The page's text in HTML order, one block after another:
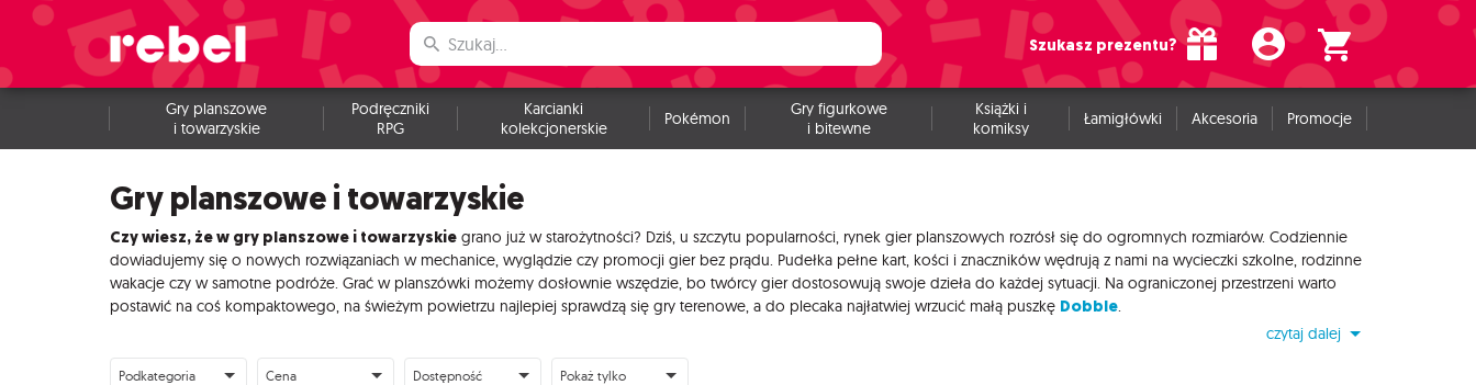
Szukasz prezentu?
Gry planszowe
i towarzyskie
Podręczniki
RPG
Karcianki
kolekcjonerskie
Pokémon
Gry figurkowe
i bitewne
Książki i
komiksy
Łamigłówki Akcesoria Promocje
Gry planszowe i towarzyskie
Czy wiesz, że w gry planszowe i towarzyskie grano już w starożytności? Dziś, u szczytu popularności, rynek gier planszowych rozrósł się do ogromnych rozmiarów. Codziennie
dowiadujemy się o nowych rozwiązaniach w mechanice, wyglądzie czy promocji gier bez prądu. Pudełka pełne kart, kości i znaczników wędrują z nami na wycieczki szkolne, rodzinne
wakacje czy w samotne podróże. Grać w planszówki możemy dosłownie wszędzie, bo twórcy gier dostosowują swoje dzieła do każdej sytuacji. Na ograniczonej przestrzeni warto
postawić na coś kompaktowego, na świeżym powietrzu najlepiej sprawdzą się gry terenowe, a do plecaka najłatwiej wrzucić małą puszkę Dobble.
czytaj dalej
Podkategoria Cena Dostępność Pokaż tylko